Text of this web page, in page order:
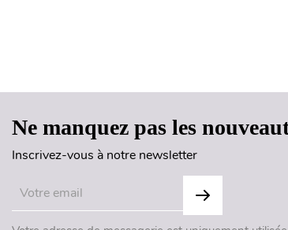
Ne manquez pas les
Inscrivez-vous à notre newsletter